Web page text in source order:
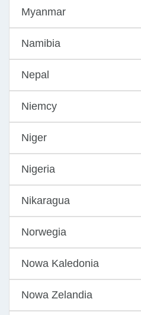
Myanmar
Namibia
Nepal
Niemcy
Niger
Nigeria
Nikaragua
Norwegia
Nowa Kaledonia
Nowa Zelandia